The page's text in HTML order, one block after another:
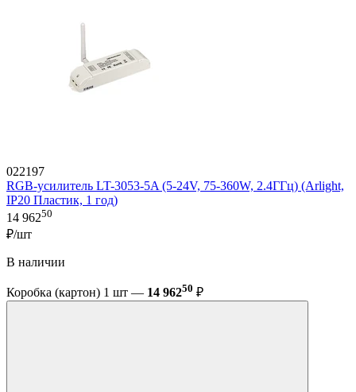
022197
RGB-усилитель LT-3053-5A (5-24V, 75-360W, 2.4ГГц) (Arlight,
IP20 Пластик, 1 год)
14 96250
₽/шт
В наличии
Коробка (картон) 1 шт — 14 96250 ₽